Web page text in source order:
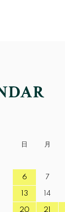
日 月
6 7
13 14
20 21